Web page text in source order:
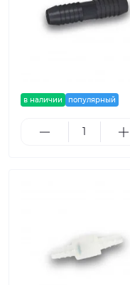
в наличии популярный